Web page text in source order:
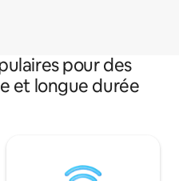
pour des
et longue durée